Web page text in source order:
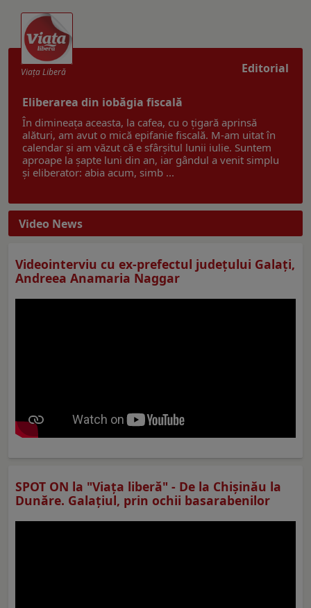
Editorial
Viaţa Liberă
Eliberarea din iobăgia fiscală
În dimineața aceasta, la cafea, cu o țigară aprinsă
alături, am avut o mică epifanie fiscală. M-am uitat în
calendar și am văzut că e sfârșitul lunii iulie. Suntem
aproape la șapte luni din an, iar gândul a venit simplu
și eliberator: abia acum, simb ...
Video News
Videointerviu cu ex-prefectul judeţului Galaţi,
Andreea Anamaria Naggar
SPOT ON la "Viaţa liberă" - De la Chișinău la
Dunăre. Galațiul, prin ochii basarabenilor